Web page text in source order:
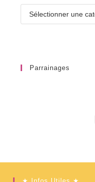
Parrainages